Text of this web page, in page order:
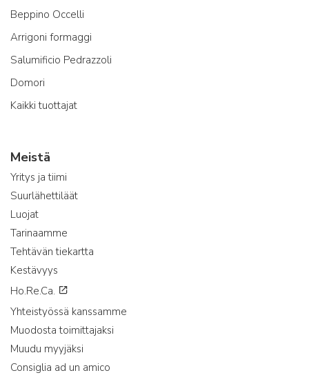
Beppino Occelli
Arrigoni formaggi
Salumificio Pedrazzoli
Domori
Kaikki tuottajat
Meistä
Yritys ja tiimi
Suurlähettiläät
Luojat
Tarinaamme
Tehtävän tiekartta
Kestävyys
Ho.Re.Ca.
Yhteistyössä kanssamme
Muodosta toimittajaksi
Muudu myyjäksi
Consiglia ad un amico